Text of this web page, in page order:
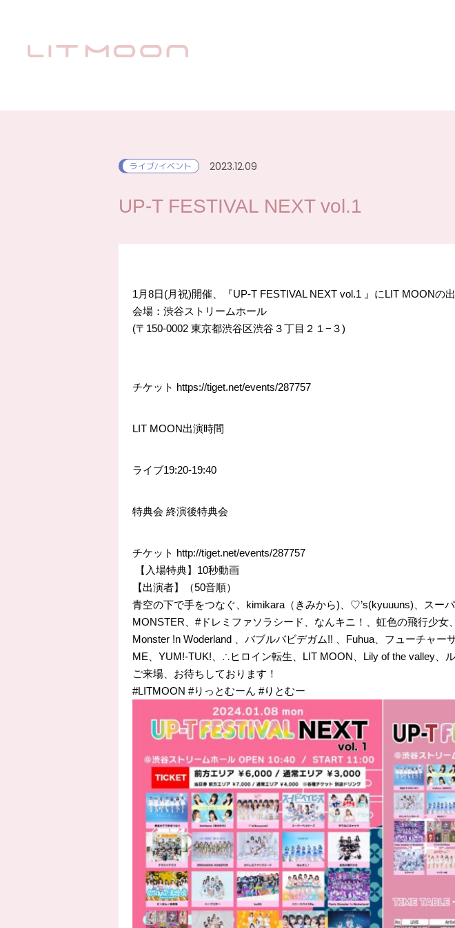
ライブ/イベント 2023.12.09
UP-T FESTIVAL NEXT vol.1
1月8日(月祝)開催、『UP-T FESTIVAL NEXT vol.1 』にLIT MOONの
会場：渋谷ストリームホール
(〒150-0002 東京都渋谷区渋谷３丁目２１−３)
チケット https://tiget.net/events/287757
LIT MOON出演時間
ライブ19:20-19:40
特典会 終演後特典会
チケット http://tiget.net/events/287757
【入場特典】10秒動画
【出演者】（50音順）
青空の下で手をつなぐ、kimikara（きみから)、♡’s(kyuuuns)、スー
MONSTER、#ドレミファソラシード、なんキニ！、虹色の飛行少
Monster !n Woderland 、バブルバビデガム!! 、Fuhua、フューチャ
ME、YUM!-TUK!、∴ヒロイン転生、LIT MOON、Lily of the valley、
ご来場、お待ちしております！
#LITMOON #りっとむーん #りとむー